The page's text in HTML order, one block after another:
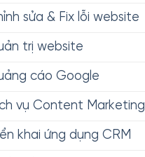
sửa & Fix lỗi website
trị website
cáo Google
vụ Content Marketing
khai ứng dụng CRM